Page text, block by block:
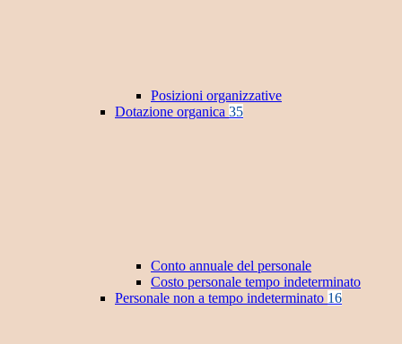
Posizioni organizzative
Dotazione organica 35
Conto annuale del personale
Costo personale tempo indeterminato
Personale non a tempo indeterminato 16